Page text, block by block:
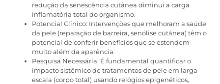
redução da senescência cutânea diminui a carga
inflamatória total do organismo.
Potencial Clínico: Intervenções que melhoram a saúde
da pele (reparação de barreira, senólise cutânea) têm o
potencial de conferir benefícios que se estendem
muito além da aparência.
Pesquisa Necessária: É fundamental quantificar o
impacto sistêmico de tratamentos de pele em larga
escala (corpo total) usando relógios epigenéticos,